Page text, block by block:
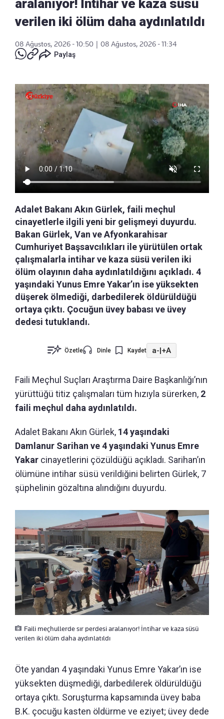
aralanıyor! İntihar ve kaza süsü
verilen iki ölüm daha aydınlatıldı
08 Ağustos, 2026 - 10:50
08 Ağustos, 2026 - 11:34
Paylaş
Adalet Bakanı Akın Gürlek, faili meçhul
cinayetlerle ilgili yeni bir gelişmeyi duyurdu.
Bakan Gürlek, Van ve Afyonkarahisar
Cumhuriyet Başsavcılıkları ile yürütülen ortak
çalışmalarla intihar ve kaza süsü verilen iki
ölüm olayının daha aydınlatıldığını açıkladı. 4
yaşındaki Yunus Emre Yakar’ın ise yüksekten
düşerek ölmediği, darbedilerek öldürüldüğü
ortaya çıktı. Çocuğun üvey babası ve üvey
dedesi tutuklandı.
Özetle Dinle Kaydet a-|+A
Faili Meçhul Suçları Araştırma Daire Başkanlığı’nın
yürüttüğü titiz çalışmaları tüm hızıyla sürerken, 2
faili meçhul daha aydınlatıldı.
Adalet Bakanı Akın Gürlek, 14 yaşındaki
Damlanur Sarihan ve 4 yaşındaki Yunus Emre
Yakar cinayetlerini çözüldüğü açıkladı. Sarihan’ın
ölümüne intihar süsü verildiğini belirten Gürlek, 7
şüphelinin gözaltına alındığını duyurdu.
Faili meçhullerde sır perdesi aralanıyor! İntihar ve kaza süsü
verilen iki ölüm daha aydınlatıldı
Öte yandan 4 yaşındaki Yunus Emre Yakar’ın ise
yüksekten düşmediği, darbedilerek öldürüldüğü
ortaya çıktı. Soruşturma kapsamında üvey baba
B.K. çocuğu kasten öldürme ve eziyet; üvey dede